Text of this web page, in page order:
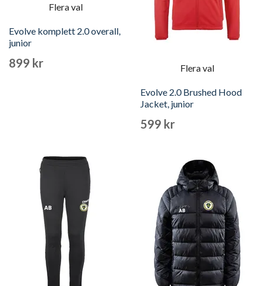
Flera val
Evolve komplett 2.0 overall,
junior
899 kr Flera val
Evolve 2.0 Brushed Hood
Jacket, junior
599 kr